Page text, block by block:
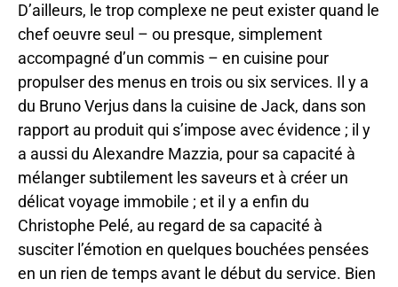
D’ailleurs, le trop complexe ne peut exister quand le
chef oeuvre seul – ou presque, simplement
accompagné d’un commis – en cuisine pour
propulser des menus en trois ou six services. Il y a
du Bruno Verjus dans la cuisine de Jack, dans son
rapport au produit qui s’impose avec évidence ; il y
a aussi du Alexandre Mazzia, pour sa capacité à
mélanger subtilement les saveurs et à créer un
délicat voyage immobile ; et il y a enfin du
Christophe Pelé, au regard de sa capacité à
susciter l’émotion en quelques bouchées pensées
en un rien de temps avant le début du service. Bien